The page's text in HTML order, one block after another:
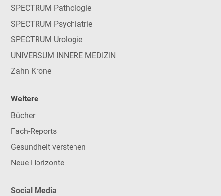
SPECTRUM Pathologie
SPECTRUM Psychiatrie
SPECTRUM Urologie
UNIVERSUM INNERE MEDIZIN
Zahn Krone
Weitere
Bücher
Fach-Reports
Gesundheit verstehen
Neue Horizonte
Social Media